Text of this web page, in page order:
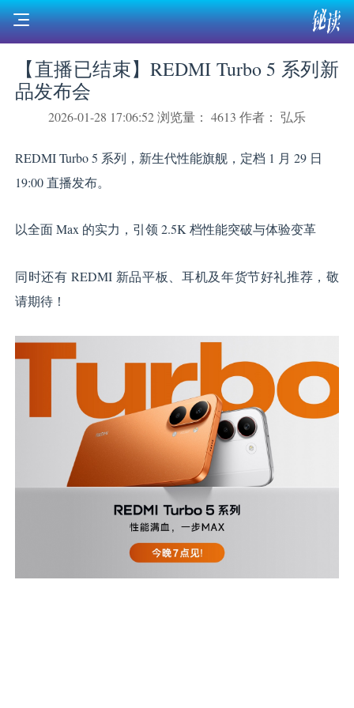
【直播已结束】REDMI Turbo 5 系列新
品发布会
2026-01-28 17:06:52浏览量： 4613 作者： 弘乐
REDMI Turbo 5 系列，新生代性能旗舰，定档 1 月 29 日
19:00 直播发布。
以全面 Max 的实力，引领 2.5K 档性能突破与体验变革
同时还有 REDMI 新品平板、耳机及年货节好礼推荐，敬
请期待！